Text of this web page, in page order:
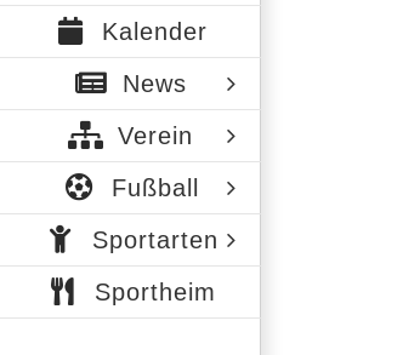
Kalender
News
Verein
Fußball
Sportarten
Sportheim